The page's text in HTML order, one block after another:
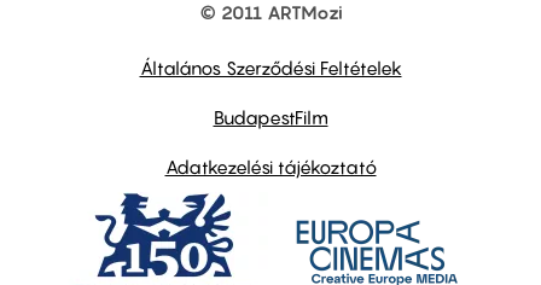
© 2011 ARTMozi
Általános Szerződési Feltételek
BudapestFilm
Adatkezelési tájékoztató